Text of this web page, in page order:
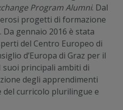
Program Alumni. Dal
progetti di formazione
gennaio 2016 è stata
del Centro Europeo di
d’Europa di Graz per il
suoi principali ambiti di
degli apprendimenti
del curricolo plurilingue e